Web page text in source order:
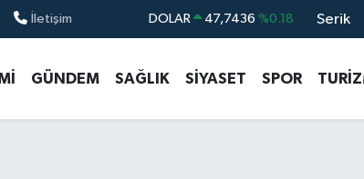
İletişim DOLAR 47,7436 %0.18
STERLİN 64,4811 %0.38
GRAM ALTIN 6660.55 %0.03
Serik
GÜNDEM SAĞLIK SİYASET SPOR